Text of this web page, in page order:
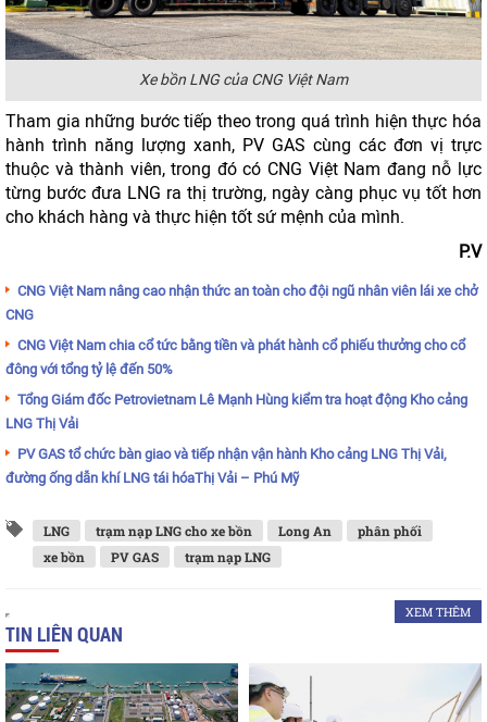
Xe bồn LNG của CNG Việt Nam
Tham gia những bước tiếp theo trong quá trình hiện thực hóa
hành trình năng lượng xanh, PV GAS cùng các đơn vị trực
thuộc và thành viên, trong đó có CNG Việt Nam đang nỗ lực
từng bước đưa LNG ra thị trường, ngày càng phục vụ tốt hơn
cho khách hàng và thực hiện tốt sứ mệnh của mình.
P.V
CNG Việt Nam nâng cao nhận thức an toàn cho đội ngũ nhân viên lái xe chở
CNG
CNG Việt Nam chia cổ tức bằng tiền và phát hành cổ phiếu thưởng cho cổ
đông với tổng tỷ lệ đến 50%
Tổng Giám đốc Petrovietnam Lê Mạnh Hùng kiểm tra hoạt động Kho cảng
LNG Thị Vải
PV GAS tổ chức bàn giao và tiếp nhận vận hành Kho cảng LNG Thị Vải,
đường ống dẫn khí LNG tái hóaThị Vải – Phú Mỹ
LNG trạm nạp LNG cho xe bồn Long An
phân phối
xe bồn
PV GAS trạm nạp LNG
XEM THÊM
TIN LIÊN QUAN